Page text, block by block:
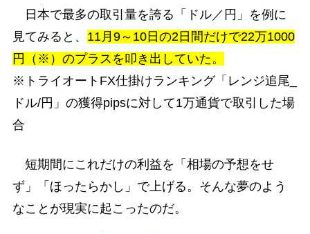
日本で最多の取引量を誇る「ドル／円」を例に
見てみると、 11月9～10日の2日間だけで22万1000
円（※）のプラスを叩き出していた。
※トライオートFX仕掛けランキング「レンジ追尾_
ドル/円」の獲得pipsに対して1万通貨で取引した場
合
短期間にこれだけの利益を「相場の予想をせ
ず」「ほったらかし」で上げる。そんな夢のよう
なことが現実に起こったのだ。